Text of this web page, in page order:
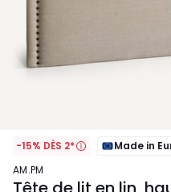
-15% DÈS 2*
Made in
AM.PM